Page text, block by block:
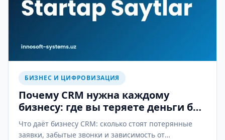
БИЗНЕС И ЦИФРОВИЗАЦИЯ
Почему CRM нужна каждому
бизнесу: где вы теряете деньги без
неё
Что даёт бизнесу CRM: сколько стоят потерянные
заявки, забытые звонки и зависимость от